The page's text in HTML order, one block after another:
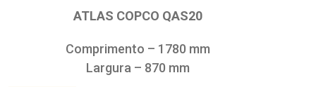
ATLAS COPCO QAS20
Comprimento – 1780 mm
Largura – 870 mm